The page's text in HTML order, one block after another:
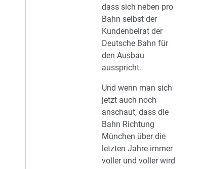
dass sich neben pro
Bahn selbst der
Kundenbeirat der
Deutsche Bahn für
den Ausbau
ausspricht.
Und wenn man sich
jetzt auch noch
anschaut, dass die
Bahn Richtung
München über die
letzten Jahre immer
voller und voller wird